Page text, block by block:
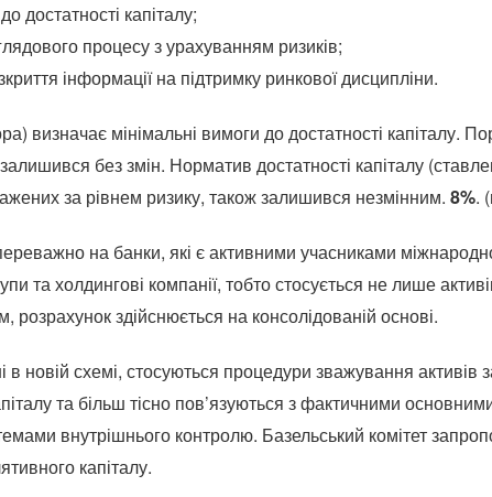
достатності капіталу;
процесу з урахуванням ризиків;
інформації на підтримку ринкової дисципліни.
визначає мінімальні вимоги до достатності капіталу.
без змін. Норматив достатності капіталу
за рівнем ризику, також залишився незмінним. 8%.
на банки, які є активними учасниками
та холдингові компанії, тобто стосується не лише
розрахунок здійснюється на консолідованій основі.
в новій схемі, стосуються процедури зважування активів
та більш тісно пов’язуються з фактичними
внутрішнього контролю. Базельський комітет
капіталу.